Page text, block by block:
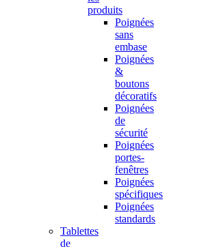
produits
Poignées
sans
embase
Poignées
&
boutons
décoratifs
Poignées
de
sécurité
Poignées
portes-
fenêtres
Poignées
spécifiques
Poignées
standards
Tablettes
de